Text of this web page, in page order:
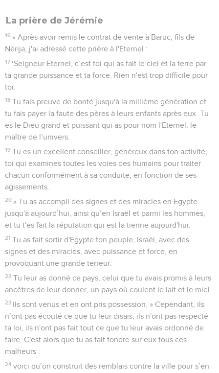
La prière de Jérémie
16 » Après avoir remis le contrat de vente à Baruc, fils de
Nérija, j'ai adressé cette prière à l'Eternel :
17 ‘Seigneur Eternel, c’est toi qui as fait le ciel et la terre par
ta grande puissance et ta force. Rien n'est trop difficile pour
toi.
18 Tu fais preuve de bonté jusqu'à la millième génération et
tu fais payer la faute des pères à leurs enfants après eux. Tu
es le Dieu grand et puissant qui as pour nom l'Eternel, le
maître de l’univers.
19 Tu es un excellent conseiller, généreux dans ton activité,
toi qui examines toutes les voies des humains pour traiter
chacun conformément à sa conduite, en fonction de ses
agissements.
20 » Tu as accompli des signes et des miracles en Egypte
jusqu'à aujourd’hui, ainsi qu’en Israël et parmi les hommes,
et tu t'es fait la réputation qui est la tienne aujourd'hui.
21 Tu as fait sortir d'Egypte ton peuple, Israël, avec des
signes et des miracles, avec puissance et force, en
provoquant une grande terreur.
22 Tu leur as donné ce pays, celui que tu avais promis à leurs
ancêtres de leur donner, un pays où coulent le lait et le miel.
23 Ils sont venus et en ont pris possession. » Cependant, ils
n’ont pas écouté ce que tu leur disais, ils n'ont pas respecté
ta loi, ils n'ont pas fait tout ce que tu leur avais ordonné de
faire. C'est alors que tu as fait fondre sur eux tous ces
malheurs :
24 voici qu’on construit des remblais contre la ville pour s’en